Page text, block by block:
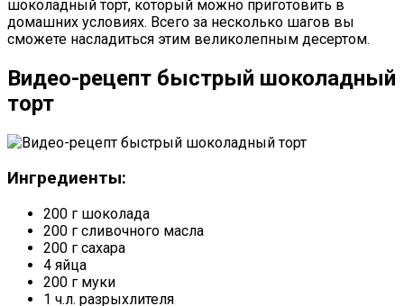
шоколадный торт, который можно приготовить в
домашних условиях. Всего за несколько шагов вы
сможете насладиться этим великолепным десертом.
Видео-рецепт быстрый шоколадный
торт
Ингредиенты:
200 г шоколада
200 г сливочного масла
200 г сахара
4 яйца
200 г муки
1 ч.л. разрыхлителя